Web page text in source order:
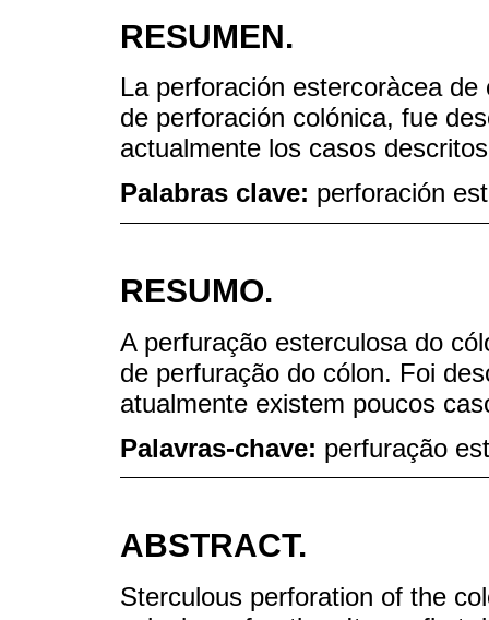
RESUMEN.
La perforación estercoràcea
de perforación colónica, fue
actualmente los casos
Palabras clave: perforación
RESUMO.
A perfuração esterculosa do
de perfuração do cólon. Foi
atualmente existem poucos
Palavras-chave: perfuração
ABSTRACT.
Sterculous perforation of the